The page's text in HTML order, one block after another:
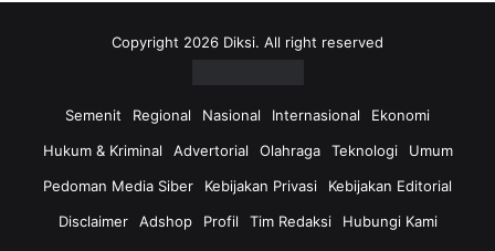
Copyright 2026 Diksi. All right reserved
Semenit Regional Nasional Internasional
Ekonomi
Hukum & Kriminal
Advertorial Olahraga Teknologi
Umum
Pedoman Media Siber
Kebijakan Privasi
Kebijakan Editorial
Disclaimer
Adshop Profil Tim Redaksi Hubungi Kami